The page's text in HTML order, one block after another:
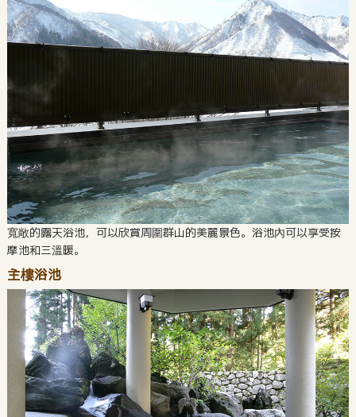
寬敞的露天浴池，可以欣賞周圍群山的美麗景色。浴池內可以享受按
摩池和三溫暖。
主樓浴池